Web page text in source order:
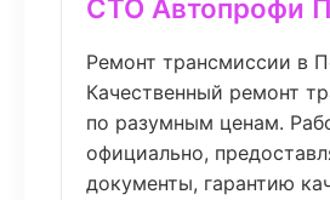
СТО Автопрофи
Ремонт трансмиссии в
Качественный ремонт
по разумным ценам.
официально,
документы, гарантию